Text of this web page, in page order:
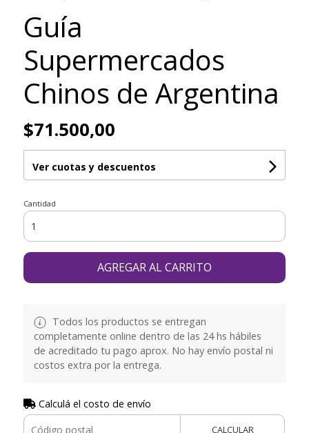
Guía
Supermercados
Chinos de Argentina
$71.500,00
Ver cuotas y descuentos
Cantidad
AGREGAR AL CARRITO
Todos los productos se entregan
completamente online dentro de las 24 hs hábiles
de acreditado tu pago aprox. No hay envío postal ni
costos extra por la entrega.
Calculá el costo de envío
CALCULAR